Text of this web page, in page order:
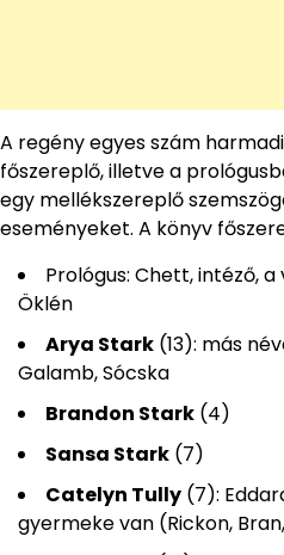
A regény egyes szám
főszereplő, illetve a
egy mellékszereplő
eseményeket. A könyv
Prológus: Chett, intéző,
Öklén
Arya Stark (13): más
Galamb, Sócska
Brandon Stark (4)
Sansa Stark (7)
Catelyn Tully (7):
gyermeke van (Rickon,